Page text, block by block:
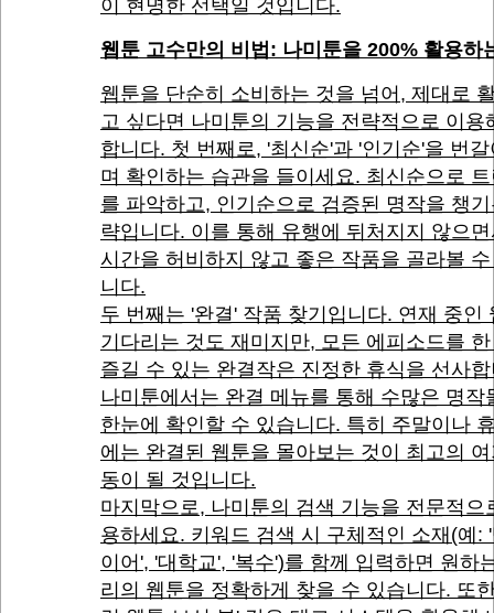
이 현명한 선택일 것입니다.
웹툰 고수만의 비법: 나미툰을 200% 활용하
웹툰을 단순히 소비하는 것을 넘어, 제대로
고 싶다면 나미툰의 기능을 전략적으로 이용
합니다. 첫 번째로, '최신순'과 '인기순'을 번
며 확인하는 습관을 들이세요. 최신순으로
를 파악하고, 인기순으로 검증된 명작을 챙
략입니다. 이를 통해 유행에 뒤처지지 않으
시간을 허비하지 않고 좋은 작품을 골라볼
니다.
두 번째는 '완결' 작품 찾기입니다. 연재 중인
기다리는 것도 재미지만, 모든 에피소드를
즐길 수 있는 완결작은 진정한 휴식을 선사
나미툰에서는 완결 메뉴를 통해 수많은 명작
한눈에 확인할 수 있습니다. 특히 주말이나
에는 완결된 웹툰을 몰아보는 것이 최고의
동이 될 것입니다.
마지막으로, 나미툰의 검색 기능을 전문적으
용하세요. 키워드 검색 시 구체적인 소재(예:
이어', '대학교', '복수')를 함께 입력하면 원하
리의 웹툰을 정확하게 찾을 수 있습니다. 또